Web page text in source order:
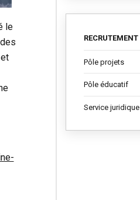
le
RECRUTEMENT
Pôle projets
Pôle éducatif
Service juridique